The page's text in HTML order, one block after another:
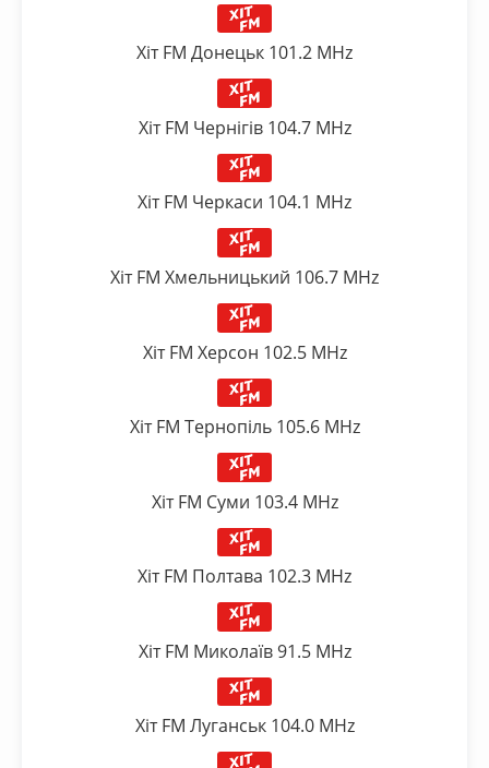
Хіт FM Донецьк 101.2 MHz
Хіт FM Чернігів 104.7 MHz
Хіт FM Черкаси 104.1 MHz
Хіт FM Хмельницький 106.7 MHz
Хіт FM Херсон 102.5 MHz
Хіт FM Тернопіль 105.6 MHz
Хіт FM Суми 103.4 MHz
Хіт FM Полтава 102.3 MHz
Хіт FM Миколаїв 91.5 MHz
Хіт FM Луганськ 104.0 MHz